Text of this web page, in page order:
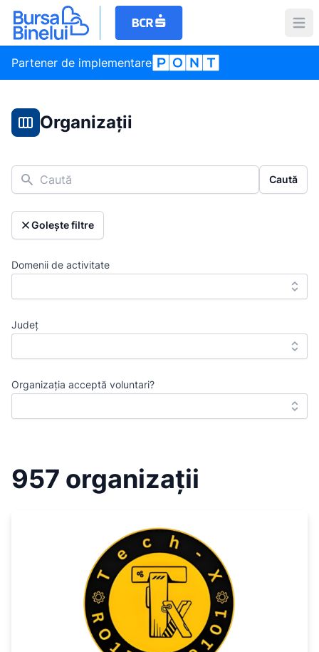
Partener de implementare
Organizații
Caută Caută
Golește filtre
Domenii de activitate
Județ
Organizația acceptă voluntari?
957 organizații